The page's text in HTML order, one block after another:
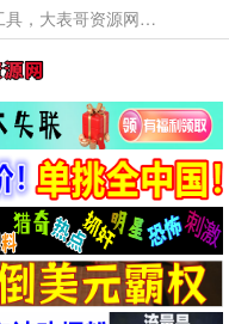
本网站提供资源工具下载，大老表资源工具，大表哥资源网软件工具，大老表资源下载，活动线报福利资源分享,活动线报，大型网游经典游戏，网络热门技术游戏辅助交流与分享。